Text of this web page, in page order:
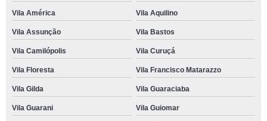
Vila América Vila Aquilino
Vila Assunção Vila Bastos
Vila Camilópolis Vila Curuçá
Vila Floresta Vila Francisco Matarazzo
Vila Gilda Vila Guaraciaba
Vila Guarani Vila Guiomar